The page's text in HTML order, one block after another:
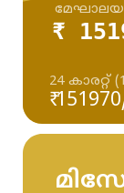
₹
₹
24 കാരറ്റ്